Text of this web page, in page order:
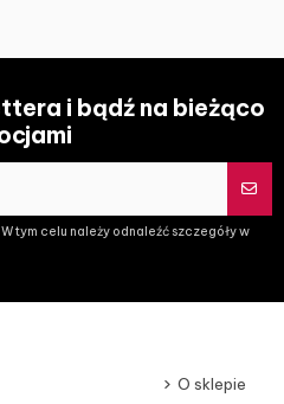
i bądź na bieżąco
tym celu należy odnaleźć szczegóły w
O sklepie